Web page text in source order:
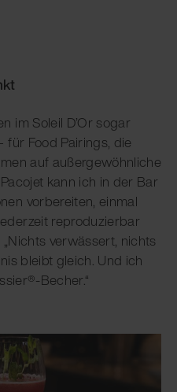
im Soleil D’Or sogar
für Food Pairings, die
auf außergewöhnliche
kann ich in der Bar
vorbereiten, einmal
reproduzierbar
verwässert, nichts
bleibt gleich. Und ich
Becher.“